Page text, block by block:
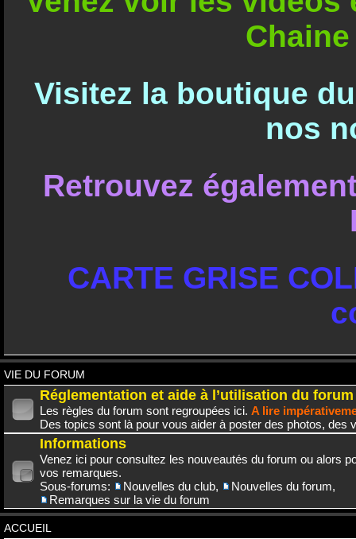
Visitez la boutique
nos
Retrouvez
CARTE GRISE
VIE DU FORUM
Réglementation et aide à l’utilisation du forum
Les règles du forum sont regroupées ici. A lire
Des topics sont là pour vous aider à poster des photos, des
Informations
Venez ici pour consultez les nouveautés du forum ou alors
vos remarques.
Sous-forums:
Nouvelles du club, Nouvelles du forum,
Remarques sur la vie du forum
ACCUEIL